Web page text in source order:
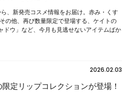
、新発売コスメ情報をお届け。赤み・くす
の他、再び数量限定で登場する、ケイトの
ドウ」など、今月も見逃せないアイテムばか
2026.02.03
定リップコレクションが登場！